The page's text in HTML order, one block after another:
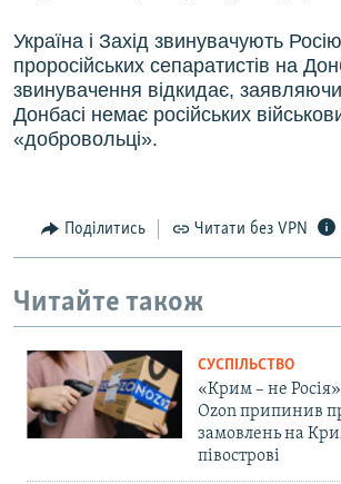
Україна і Захід звинувачують
проросійських сепаратистів на
звинувачення відкидає,
Донбасі немає російських
«добровольці».
Поділитись Читати без VPN
Читайте також
СУСПІЛЬСТВО
«Крим – не
Ozon припинив
замовлень на
півострові